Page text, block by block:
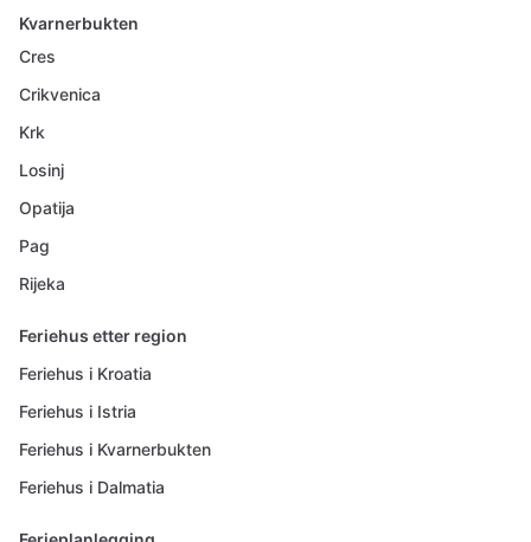
Kvarnerbukten
Cres
Crikvenica
Krk
Losinj
Opatija
Pag
Rijeka
Feriehus etter region
Feriehus i Kroatia
Feriehus i Istria
Feriehus i Kvarnerbukten
Feriehus i Dalmatia